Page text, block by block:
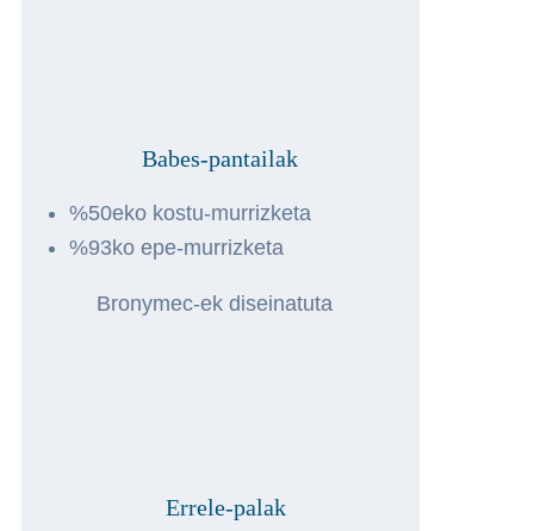
Babes-pantailak
%50eko kostu-murrizketa
%93ko epe-murrizketa
Bronymec-ek diseinatuta
Errele-palak